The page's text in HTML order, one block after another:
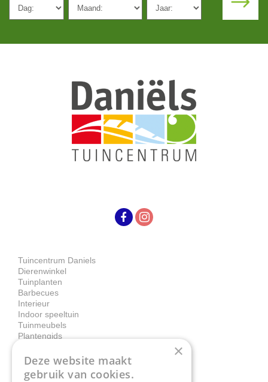
Tuincentrum Daniels
Dierenwinkel
Tuinplanten
Barbecues
Interieur
Indoor speeltuin
Tuinmeubels
Plantengids
Contact
×
Deze website maakt
gebruik van cookies.